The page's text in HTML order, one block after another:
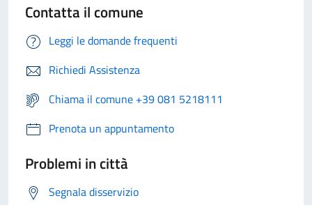
Contatta il comune
Leggi le domande frequenti
Richiedi Assistenza
Chiama il comune +39 081 5218111
Prenota un appuntamento
Problemi in città
Segnala disservizio